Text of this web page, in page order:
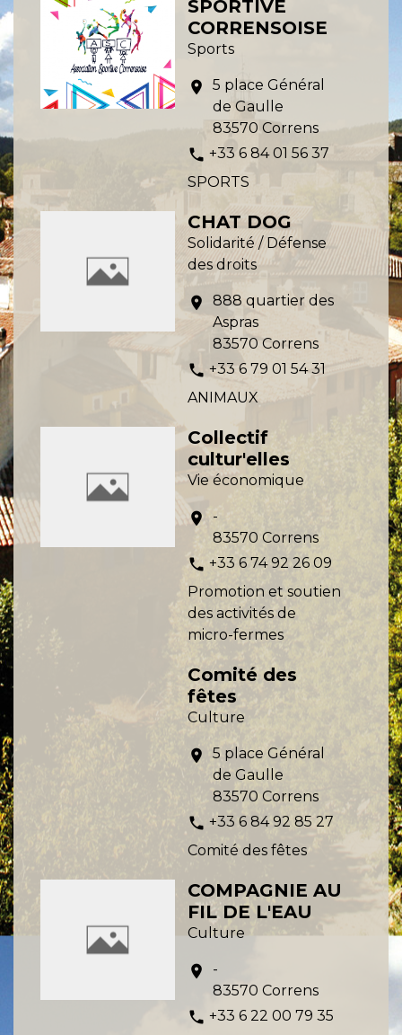
SPORTIVE
CORRENSOISE
Sports
location_on
5 place Général
de Gaulle
83570 Correns
phone +33 6 84 01 56 37
SPORTS
CHAT DOG
Solidarité / Défense
des droits
location_on
888 quartier des
Aspras
83570 Correns
phone +33 6 79 01 54 31
ANIMAUX
Collectif
cultur'elles
Vie économique
location_on -
83570 Correns
phone +33 6 74 92 26 09
Promotion et soutien
des activités de
micro-fermes
Comité des
fêtes
Culture
location_on
5 place Général
de Gaulle
83570 Correns
phone +33 6 84 92 85 27
Comité des fêtes
COMPAGNIE AU
FIL DE L'EAU
Culture
location_on
-
83570 Correns
phone +33 6 22 00 79 35